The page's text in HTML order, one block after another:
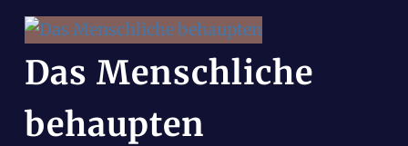
Das Menschliche
behaupten